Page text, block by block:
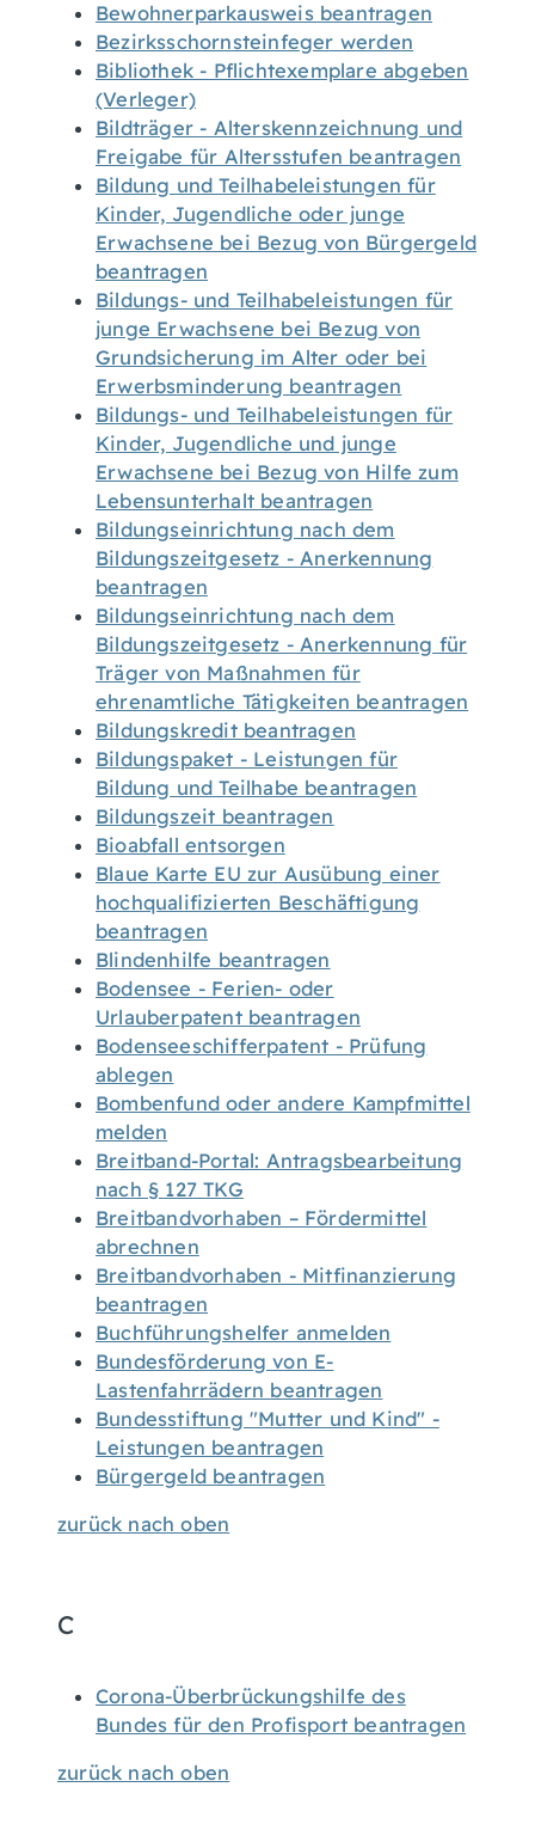
Bewohnerparkausweis beantragen
Bezirksschornsteinfeger werden
Bibliothek - Pflichtexemplare abgeben
(Verleger)
Bildträger - Alterskennzeichnung und
Freigabe für Altersstufen beantragen
Bildung und Teilhabeleistungen für
Kinder, Jugendliche oder junge
Erwachsene bei Bezug von Bürgergeld
beantragen
Bildungs- und Teilhabeleistungen für
junge Erwachsene bei Bezug von
Grundsicherung im Alter oder bei
Erwerbsminderung beantragen
Bildungs- und Teilhabeleistungen für
Kinder, Jugendliche und junge
Erwachsene bei Bezug von Hilfe zum
Lebensunterhalt beantragen
Bildungseinrichtung nach dem
Bildungszeitgesetz - Anerkennung
beantragen
Bildungseinrichtung nach dem
Bildungszeitgesetz - Anerkennung für
Träger von Maßnahmen für
ehrenamtliche Tätigkeiten beantragen
Bildungskredit beantragen
Bildungspaket - Leistungen für
Bildung und Teilhabe beantragen
Bildungszeit beantragen
Bioabfall entsorgen
Blaue Karte EU zur Ausübung einer
hochqualifizierten Beschäftigung
beantragen
Blindenhilfe beantragen
Bodensee - Ferien- oder
Urlauberpatent beantragen
Bodenseeschifferpatent - Prüfung
ablegen
Bombenfund oder andere Kampfmittel
melden
Breitband-Portal: Antragsbearbeitung
nach § 127 TKG
Breitbandvorhaben – Fördermittel
abrechnen
Breitbandvorhaben - Mitfinanzierung
beantragen
Buchführungshelfer anmelden
Bundesförderung von E-
Lastenfahrrädern beantragen
Bundesstiftung "Mutter und Kind" -
Leistungen beantragen
Bürgergeld beantragen
zurück nach oben
C
Corona-Überbrückungshilfe des
Bundes für den Profisport beantragen
zurück nach oben